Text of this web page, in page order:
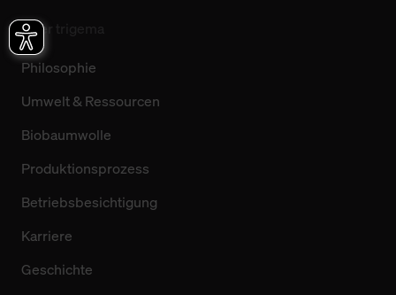
Über trigema
Philosophie
Umwelt & Ressourcen
Biobaumwolle
Produktionsprozess
Betriebsbesichtigung
Karriere
Geschichte